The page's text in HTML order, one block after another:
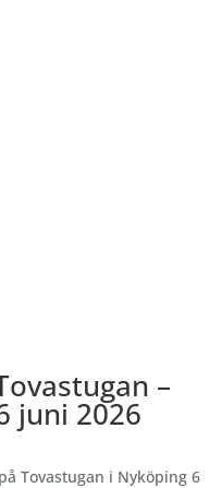
–
juni 2026
Tovastugan i Nyköping 6